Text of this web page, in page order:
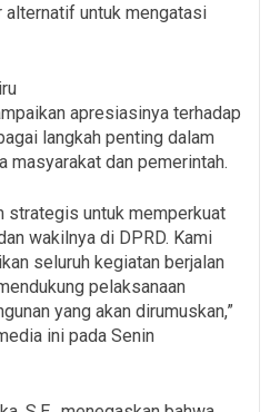
alternatif untuk mengatasi
apresiasinya terhadap
langkah penting dalam
masyarakat dan pemerintah.
strategis untuk memperkuat
wakilnya di DPRD. Kami
seluruh kegiatan berjalan
pelaksanaan
yang akan dirumuskan,”
ini pada Senin